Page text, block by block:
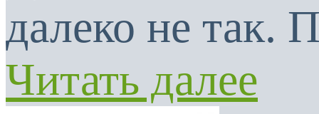
далеко не так.
Читать далее